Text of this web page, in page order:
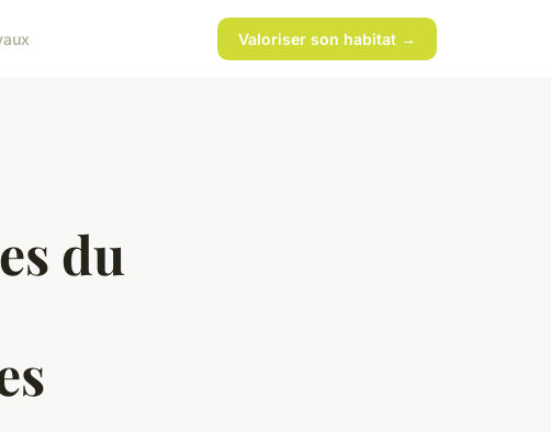
Valoriser son habitat →
du